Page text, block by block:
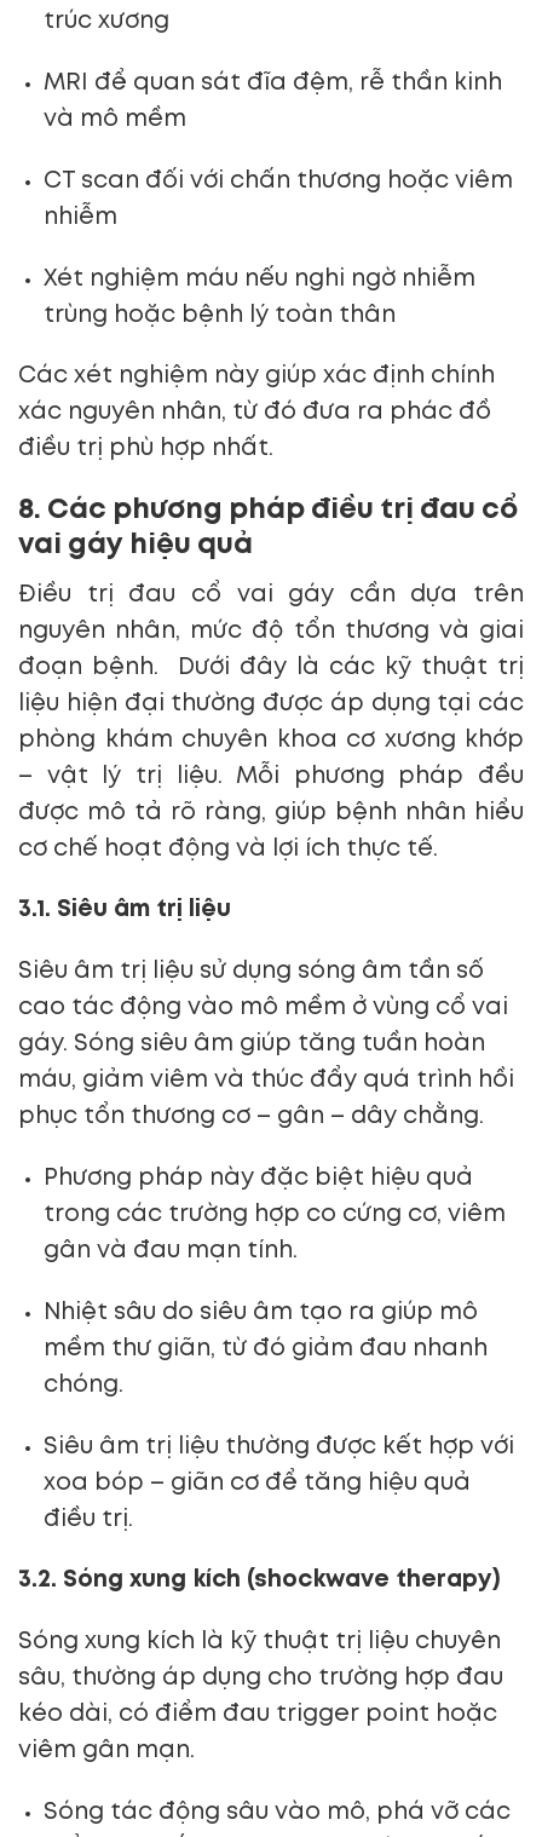
trúc xương
MRI để quan sát đĩa đệm, rễ thần kinh
và mô mềm
CT scan đối với chấn thương hoặc viêm
nhiễm
Xét nghiệm máu nếu nghi ngờ nhiễm
trùng hoặc bệnh lý toàn thân
Các xét nghiệm này giúp xác định chính
xác nguyên nhân, từ đó đưa ra phác đồ
điều trị phù hợp nhất.
8. Các phương pháp điều trị đau cổ
vai gáy hiệu quả
Điều trị đau cổ vai gáy cần dựa trên
nguyên nhân, mức độ tổn thương và giai
đoạn bệnh. Dưới đây là các kỹ thuật trị
liệu hiện đại thường được áp dụng tại các
phòng khám chuyên khoa cơ xương khớp
– vật lý trị liệu. Mỗi phương pháp đều
được mô tả rõ ràng, giúp bệnh nhân hiểu
cơ chế hoạt động và lợi ích thực tế.
3.1. Siêu âm trị liệu
Siêu âm trị liệu sử dụng sóng âm tần số
cao tác động vào mô mềm ở vùng cổ vai
gáy. Sóng siêu âm giúp tăng tuần hoàn
máu, giảm viêm và thúc đẩy quá trình hồi
phục tổn thương cơ – gân – dây chằng.
Phương pháp này đặc biệt hiệu quả
trong các trường hợp co cứng cơ, viêm
gân và đau mạn tính.
Nhiệt sâu do siêu âm tạo ra giúp mô
mềm thư giãn, từ đó giảm đau nhanh
chóng.
Siêu âm trị liệu thường được kết hợp với
xoa bóp – giãn cơ để tăng hiệu quả
điều trị.
3.2. Sóng xung kích (shockwave therapy)
Sóng xung kích là kỹ thuật trị liệu chuyên
sâu, thường áp dụng cho trường hợp đau
kéo dài, có điểm đau trigger point hoặc
viêm gân mạn.
Sóng tác động sâu vào mô, phá vỡ các